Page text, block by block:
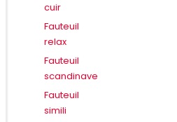
cuir
Fauteuil
relax
Fauteuil
scandinave
Fauteuil
simili